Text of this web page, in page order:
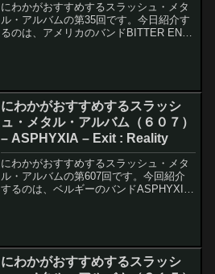
にわかがおすすめするスラッシュ・メタ
ル・アルバムの第35回です。今日紹介す
るのは、アメリカのバンドBITTER END
にわかがおすすめするスラッシ
ュ・メタル・アルバム（６０７）
– ASPHYXIA – Exit : Reality
にわかがおすすめするスラッシュ・メタ
ル・アルバムの第607回です。今回紹介
するのは、ベルギーのバンドASPHYXIA
にわかがおすすめするスラッシ